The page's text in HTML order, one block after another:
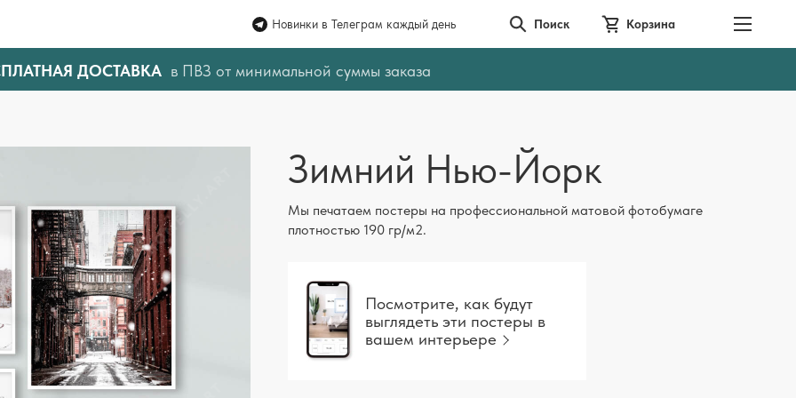
Новинки в Телеграм каждый день Поиск Корзина
ДОСТАВКА в ПВЗ от минимальной суммы заказа
Зимний Нью-Йорк
Мы печатаем постеры на профессиональной матовой фотобумаге
плотностью 190 гр/м2.
Посмотрите, как будут
выглядеть эти постеры в
вашем интерьере